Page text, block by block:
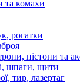
та комахи
рогатки
пістони та
шпаги, щити
тир, лазертаг